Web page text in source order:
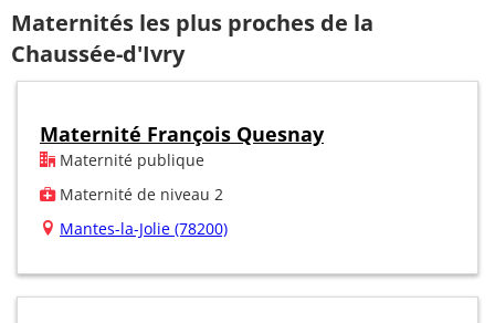
Maternités les plus proches de la
Chaussée-d'Ivry
Maternité François Quesnay
Maternité publique
Maternité de niveau 2
Mantes-la-Jolie (78200)